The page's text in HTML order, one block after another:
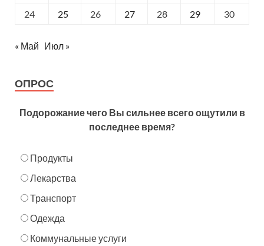
24
25 26 27 28 29 30
« Май Июл »
ОПРОС
Подорожание чего Вы сильнее всего ощутили в
последнее время?
Продукты
Лекарства
Транспорт
Одежда
Коммунальные услуги